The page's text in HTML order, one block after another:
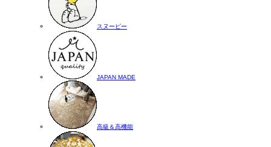
スヌーピー
JAPAN MADE
高級＆高機能